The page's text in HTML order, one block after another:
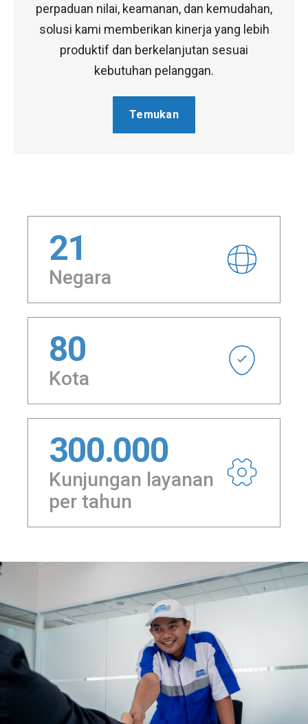
perpaduan nilai, keamanan, dan kemudahan,
solusi kami memberikan kinerja yang lebih
produktif dan berkelanjutan sesuai
kebutuhan pelanggan.
Temukan
21
Negara
80
Kota
300.000
Kunjungan layanan
per tahun